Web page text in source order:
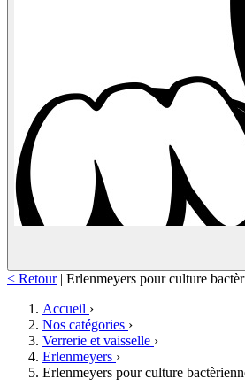
< Retour | Erlenmeyers pour culture
Accueil ›
Nos catégories ›
Verrerie et vaisselle ›
Erlenmeyers ›
Erlenmeyers pour culture